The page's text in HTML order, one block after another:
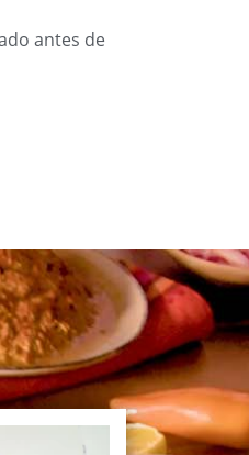
antes de